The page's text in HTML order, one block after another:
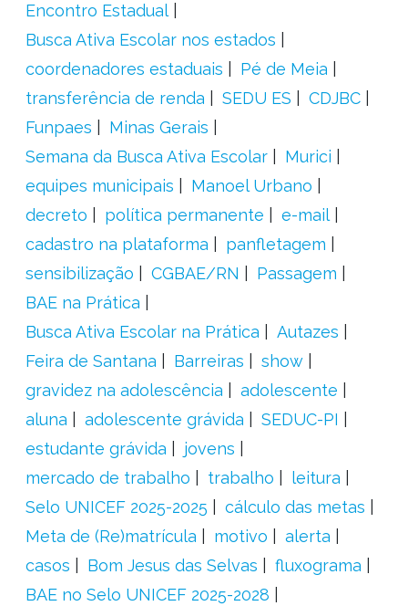
Encontro Estadual
Busca Ativa Escolar nos estados
coordenadores estaduais
Pé de Meia
transferência de renda
SEDU ES
CDJBC
Funpaes
Minas Gerais
Semana da Busca Ativa Escolar
Murici
equipes municipais
Manoel Urbano
decreto
política permanente
e-mail
cadastro na plataforma
panfletagem
sensibilização
CGBAE/RN
Passagem
BAE na Prática
Busca Ativa Escolar na Prática
Autazes
Feira de Santana
Barreiras
show
gravidez na adolescência
adolescente
aluna
adolescente grávida
SEDUC-PI
estudante grávida
jovens
mercado de trabalho
trabalho
leitura
Selo UNICEF 2025-2025
cálculo das metas
Meta de (Re)matrícula
motivo
alerta
casos
Bom Jesus das Selvas
fluxograma
BAE no Selo UNICEF 2025-2028